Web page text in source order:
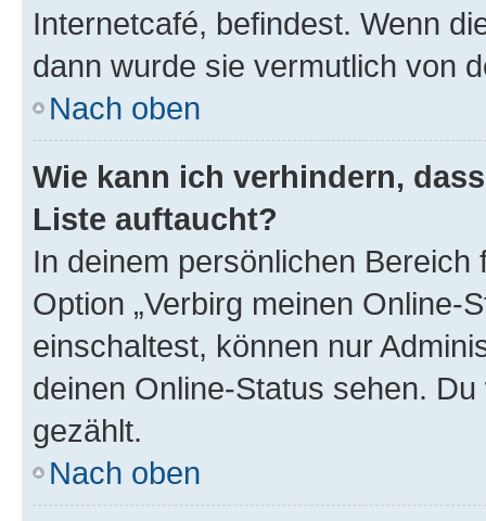
Internetcafé, befindest. Wenn
dann wurde sie vermutlich von
Nach oben
Wie kann ich verhindern,
Liste auftaucht?
In deinem persönlichen
Option „Verbirg meinen Online-
einschaltest, können nur
deinen Online-Status sehen.
gezählt.
Nach oben